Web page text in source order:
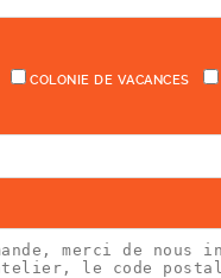
COLONIE DE VACANCES